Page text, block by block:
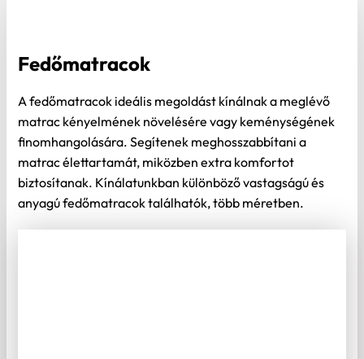
Fedőmatracok
A fedőmatracok ideális megoldást kínálnak a meglévő
matrac kényelmének növelésére vagy keménységének
finomhangolására. Segítenek meghosszabbítani a
matrac élettartamát, miközben extra komfortot
biztosítanak. Kínálatunkban különböző vastagságú és
anyagú fedőmatracok találhatók, több méretben.